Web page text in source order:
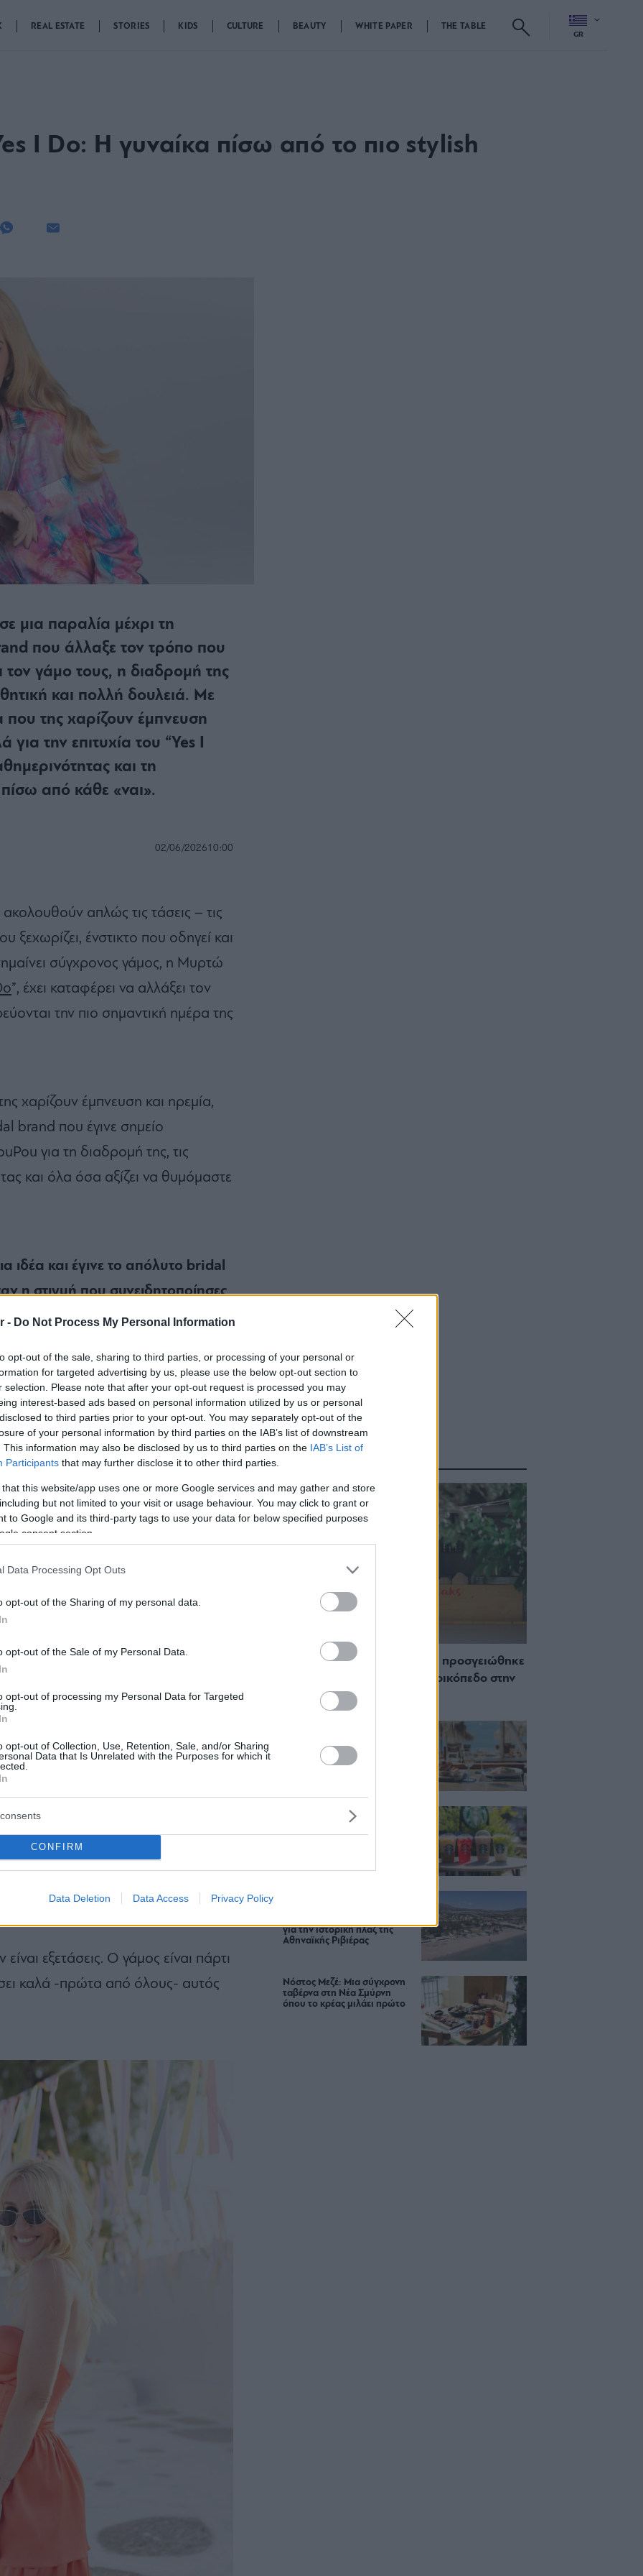
- Do Not Process My Personal Information
opt-out of the sale, sharing to third parties, or processing of your personal or
for targeted advertising by us, please use the below opt-out section to
selection. Please note that after your opt-out request is processed you may
interest-based ads based on personal information utilized by us or personal
to third parties prior to your opt-out. You may separately opt-out of the
of your personal information by third parties on the IAB’s list of downstream
This information may also be disclosed by us to third parties on the IAB’s List of
Participants that may further disclose it to other third parties.
that this website/app uses one or more Google services and may gather and store
but not limited to your visit or usage behaviour. You may click to grant or
to Google and its third-party tags to use your data for below specified purposes
consent section.
Data Processing Opt Outs
opt-out of the Sharing of my personal data.
opt-out of the Sale of my Personal Data.
opt-out of processing my Personal Data for Targeted
opt-out of Collection, Use, Retention, Sale, and/or Sharing
Data that Is Unrelated with the Purposes for which it
CONFIRM
Data Deletion Data Access Privacy Policy
REAL ESTATE STORIES KIDS CULTURE BEAUTY WHITE PAPER THE TABLE
GR
I Do: Η γυναίκα πίσω από το πιο stylish
μια παραλία μέχρι τη
που άλλαξε τον τρόπο που
τον γάμο τους, η διαδρομή της
και πολλή δουλειά. Με
της χαρίζουν έμπνευση
για την επιτυχία του “Yes I
και τη
από κάθε «ναι».
02/06/202610:00
απλώς τις τάσεις – τις
ξεχωρίζει, ένστικτο που οδηγεί και
σύγχρονος γάμος, η Μυρτώ
”, έχει καταφέρει να αλλάξει τον
την πιο σημαντική ημέρα της
χαρίζουν έμπνευση και ηρεμία,
brand που έγινε σημείο
για τη διαδρομή της, τις
και όλα όσα αξίζει να θυμόμαστε
ιδέα και έγινε το απόλυτο bridal
η στιγμή που συνειδητοποίησες
Ελληνίδες βλέπουν τον γάμο τους;
πολλές μικρές. Ήταν 12 χρόνια
στο ελληνικό MTV και ήμουν
σκέψη για τον δικό μου γάμο.
πως από την Ελλάδα,
τον γάμο σύγχρονα,
με αισθητική. Ήμουν σε μια
και μπήκα -χωρίς να ξέρω τότε
Yes I Do. Χρειάστηκαν λίγοι
Την απογείωση μιας
όλο αυτό το όνειρο να γίνει
μεγάλωσε, πήραμε γραφεία και
Η στιγμή που ένιωσα όμως,
βλέπουν τον γάμο τους,
πολύ σκληρά για να πείσουμε
κυλάει η παράδοση και η ανάγκη
να αλλάξει και να καταφέρει
ΕΚΕΙΝΗ και ο
αύριο, ποιο θα ήταν το πρώτο
για να αποφύγει το άγχος;
εξετάσεις. Ο γάμος είναι πάρτι
καλά -πρώτα από όλους- αυτός
ΔΙΑΒΑΣΤΕ ΑΚΟΜΑ
Staks: Πώς μια cool καντίνα προσγειώθηκε
(και ρίζωσε) σε ένα αθέατο οικόπεδο στην
Ανάβυσσο
Bolivar πας (και) για το
φαγητό του
Περιπέτεια, χαλάρωση ή
δροσιά; Βρήκαμε το ρόφημα
που θα πίνεις όλο το
για την ιστορική πλαζ της
Αθηναϊκής Ριβιέρας
Νόστος Μεζέ: Μια σύγχρονη
ταβέρνα στη Νέα Σμύρνη
όπου το κρέας μιλάει πρώτο